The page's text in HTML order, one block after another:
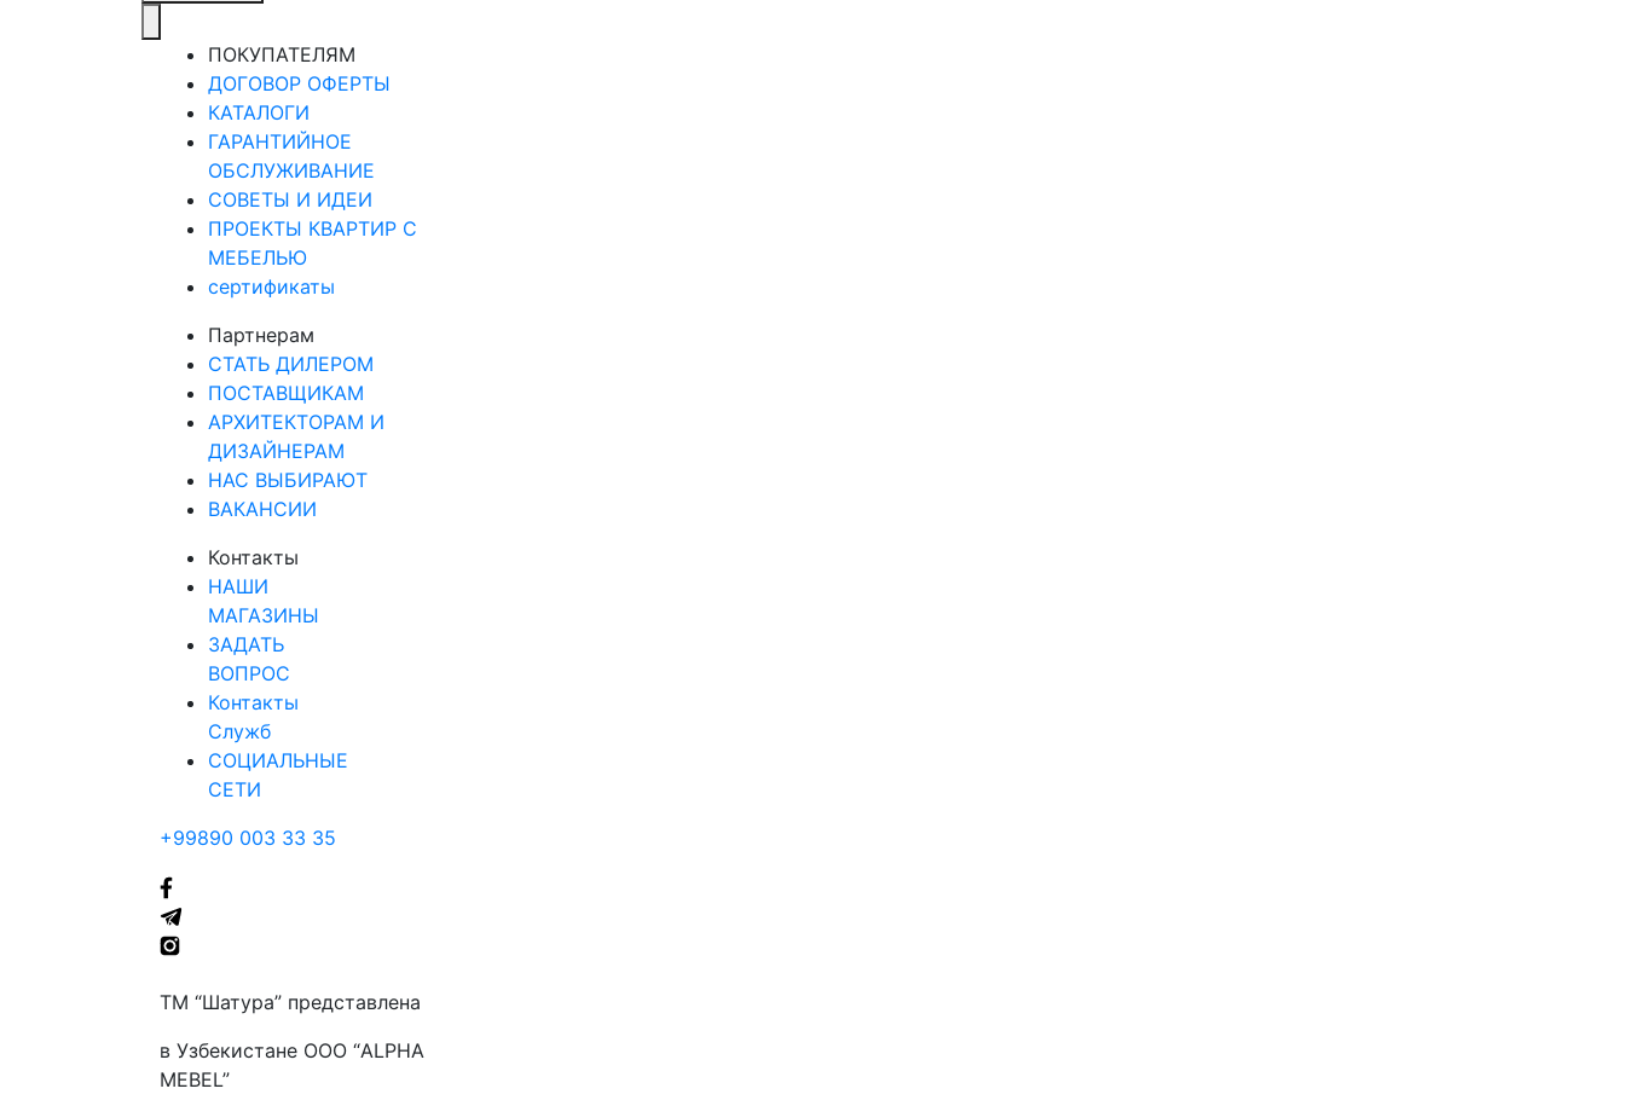
ПОКУПАТЕЛЯМ
ДОГОВОР ОФЕРТЫ
КАТАЛОГИ
ГАРАНТИЙНОЕ
ОБСЛУЖИВАНИЕ
СОВЕТЫ И ИДЕИ
ПРОЕКТЫ КВАРТИР С
МЕБЕЛЬЮ
сертификаты
Партнерам
СТАТЬ ДИЛЕРОМ
ПОСТАВЩИКАМ
АРХИТЕКТОРАМ И
ДИЗАЙНЕРАМ
НАС ВЫБИРАЮТ
ВАКАНСИИ
Контакты
НАШИ
МАГАЗИНЫ
ЗАДАТЬ
ВОПРОС
Контакты
Служб
СОЦИАЛЬНЫЕ
СЕТИ
+99890 003 33 35
ТМ “Шатура” представлена
в Узбекистане ООО “ALPHA
MEBEL”